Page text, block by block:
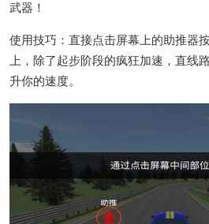
武器！
使用技巧：直接点击屏幕上的助推器
上，除了起步阶段的疯狂加速，直线
升你的速度。